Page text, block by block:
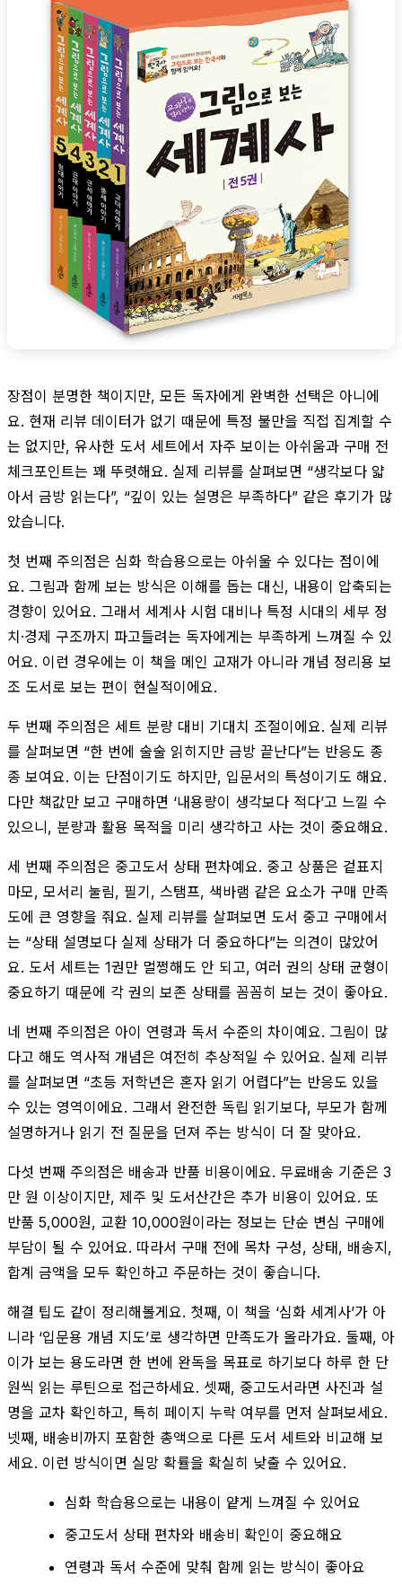
장점이 분명한 책이지만, 모든 독자에게 완벽한 선택은 아니에
요. 현재 리뷰 데이터가 없기 때문에 특정 불만을 직접 집계할 수
는 없지만, 유사한 도서 세트에서 자주 보이는 아쉬움과 구매 전
체크포인트는 꽤 뚜렷해요. 실제 리뷰를 살펴보면 “생각보다 얇
아서 금방 읽는다”, “깊이 있는 설명은 부족하다” 같은 후기가 많
았습니다.
첫 번째 주의점은 심화 학습용으로는 아쉬울 수 있다는 점이에
요. 그림과 함께 보는 방식은 이해를 돕는 대신, 내용이 압축되는
경향이 있어요. 그래서 세계사 시험 대비나 특정 시대의 세부 정
치·경제 구조까지 파고들려는 독자에게는 부족하게 느껴질 수 있
어요. 이런 경우에는 이 책을 메인 교재가 아니라 개념 정리용 보
조 도서로 보는 편이 현실적이에요.
두 번째 주의점은 세트 분량 대비 기대치 조절이에요. 실제 리뷰
를 살펴보면 “한 번에 술술 읽히지만 금방 끝난다”는 반응도 종
종 보여요. 이는 단점이기도 하지만, 입문서의 특성이기도 해요.
다만 책값만 보고 구매하면 ‘내용량이 생각보다 적다’고 느낄 수
있으니, 분량과 활용 목적을 미리 생각하고 사는 것이 중요해요.
세 번째 주의점은 중고도서 상태 편차예요. 중고 상품은 겉표지
마모, 모서리 눌림, 필기, 스탬프, 색바램 같은 요소가 구매 만족
도에 큰 영향을 줘요. 실제 리뷰를 살펴보면 도서 중고 구매에서
는 “상태 설명보다 실제 상태가 더 중요하다”는 의견이 많았어
요. 도서 세트는 1권만 멀쩡해도 안 되고, 여러 권의 상태 균형이
중요하기 때문에 각 권의 보존 상태를 꼼꼼히 보는 것이 좋아요.
네 번째 주의점은 아이 연령과 독서 수준의 차이예요. 그림이 많
다고 해도 역사적 개념은 여전히 추상적일 수 있어요. 실제 리뷰
를 살펴보면 “초등 저학년은 혼자 읽기 어렵다”는 반응도 있을
수 있는 영역이에요. 그래서 완전한 독립 읽기보다, 부모가 함께
설명하거나 읽기 전 질문을 던져 주는 방식이 더 잘 맞아요.
다섯 번째 주의점은 배송과 반품 비용이에요. 무료배송 기준은 3
만 원 이상이지만, 제주 및 도서산간은 추가 비용이 있어요. 또
반품 5,000원, 교환 10,000원이라는 정보는 단순 변심 구매에
부담이 될 수 있어요. 따라서 구매 전에 목차 구성, 상태, 배송지,
합계 금액을 모두 확인하고 주문하는 것이 좋습니다.
해결 팁도 같이 정리해볼게요. 첫째, 이 책을 ‘심화 세계사’가 아
니라 ‘입문용 개념 지도’로 생각하면 만족도가 올라가요. 둘째, 아
이가 보는 용도라면 한 번에 완독을 목표로 하기보다 하루 한 단
원씩 읽는 루틴으로 접근하세요. 셋째, 중고도서라면 사진과 설
명을 교차 확인하고, 특히 페이지 누락 여부를 먼저 살펴보세요.
넷째, 배송비까지 포함한 총액으로 다른 도서 세트와 비교해 보
세요. 이런 방식이면 실망 확률을 확실히 낮출 수 있어요.
심화 학습용으로는 내용이 얕게 느껴질 수 있어요
중고도서 상태 편차와 배송비 확인이 중요해요
연령과 독서 수준에 맞춰 함께 읽는 방식이 좋아요